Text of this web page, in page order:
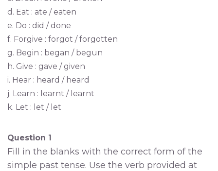
d. Eat : ate / eaten
e. Do : did / done
f. Forgive : forgot / forgotten
g. Begin : began / begun
h. Give : gave / given
i. Hear : heard / heard
j. Learn : learnt / learnt
k. Let : let / let
Question 1
Fill in the blanks with the correct form of the
simple past tense. Use the verb provided at